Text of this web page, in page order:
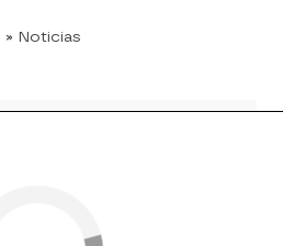
» Noticias